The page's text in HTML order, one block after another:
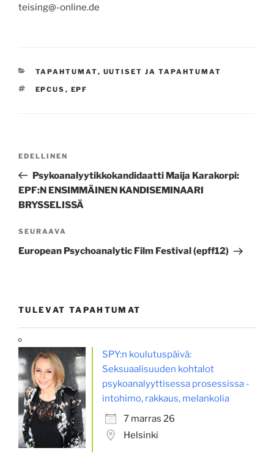
teising@-online.de
KATEGORIAT
TAPAHTUMAT, UUTISET JA TAPAHTUMAT
AVAINSANAT
EPCUS , EPF
Edellinen
artikkeli
EDELLINEN
Psykoanalyytikkokandidaatti Maija Karakorpi:
EPF:N ENSIMMÄINEN KANDISEMINAARI
BRYSSELISSÄ
Seuraava
artikkeli
SEURAAVA
European Psychoanalytic Film Festival (epff12)
TULEVAT TAPAHTUMAT
SPY:n koulutuspäivä:
Seksuaalisuuden kohtalot
psykoanalyyttisessa prosessissa -
intohimo, rakkaus, melankolia
7 marras 26
Helsinki